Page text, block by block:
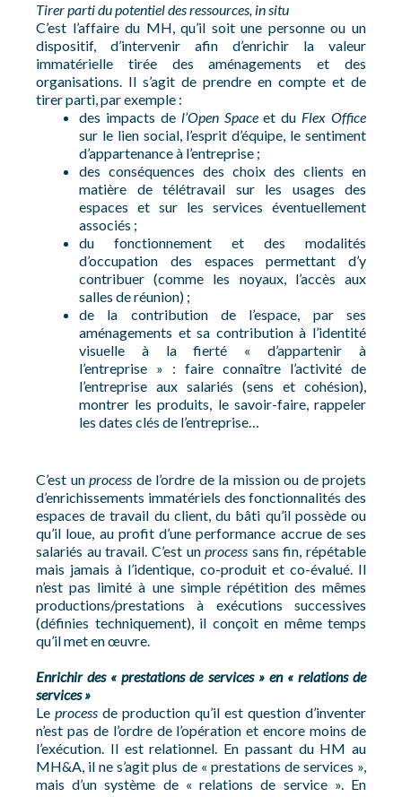
Tirer parti du potentiel des ressources, in situ
C’est l’affaire du MH, qu’il soit une personne ou un
dispositif, d’intervenir afin d’enrichir la valeur
immatérielle tirée des aménagements et des
organisations. Il s’agit de prendre en compte et de
tirer parti, par exemple :
des impacts de l’Open Spaceet du Flex Office
sur le lien social, l’esprit d’équipe, le sentiment
d’appartenance à l’entreprise ;
des conséquences des choix des clients en
matière de télétravail sur les usages des
espaces et sur les services éventuellement
associés ;
du fonctionnement et des modalités
d’occupation des espaces permettant d’y
contribuer (comme les noyaux, l’accès aux
salles de réunion) ;
de la contribution de l’espace, par ses
aménagements et sa contribution à l’identité
visuelle à la fierté « d’appartenir à
l’entreprise » : faire connaître l’activité de
l’entreprise aux salariés (sens et cohésion),
montrer les produits, le savoir-faire, rappeler
les dates clés de l’entreprise…
C’est un process de l’ordre de la mission ou de projets
d’enrichissements immatériels des fonctionnalités des
espaces de travail du client, du bâti qu’il possède ou
qu’il loue, au profit d’une performance accrue de ses
salariés au travail. C’est unprocess sans fin, répétable
mais jamais à l’identique, co-produit et co-évalué. Il
n’est pas limité à une simple répétition des mêmes
productions/prestations à exécutions successives
(définies techniquement), il conçoit en même temps
qu’il met en œuvre.
Enrichir des « prestations de services » en « relations de
services »
Le process de production qu’il est question d’inventer
n’est pas de l’ordre de l’opération et encore moins de
l’exécution. Il est relationnel. En passant du HM au
MH&A, il ne s’agit plus de « prestations de services »,
mais d’un système de « relations de service ». En